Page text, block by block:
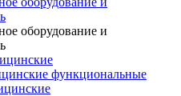
оборудование и
функциональные